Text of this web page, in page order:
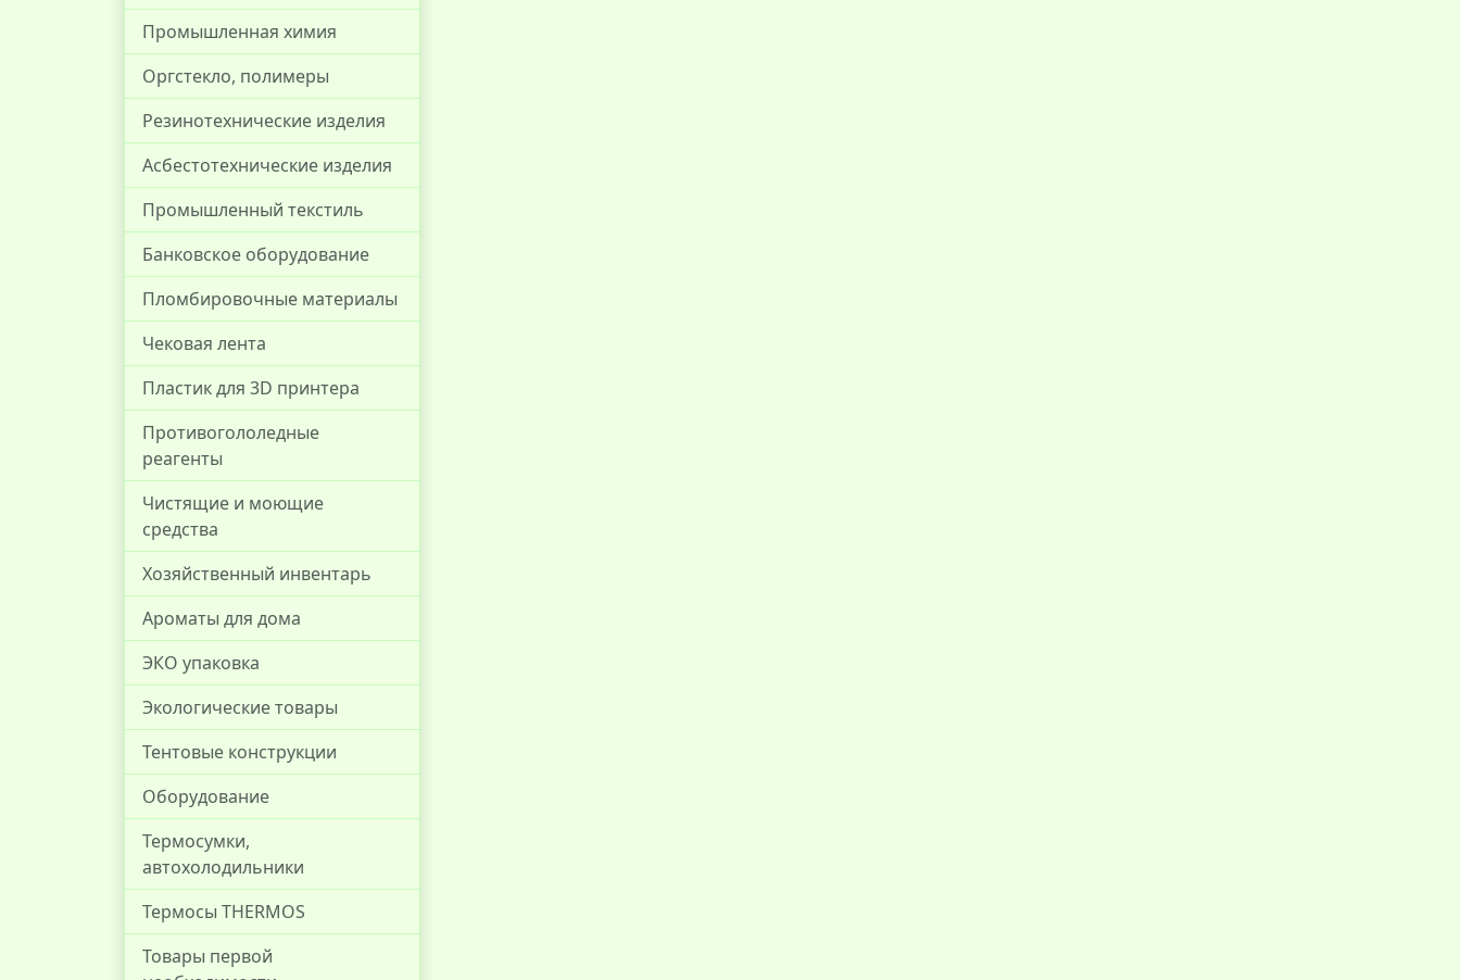
Промышленная химия
Оргстекло, полимеры
Резинотехнические изделия
Асбестотехнические изделия
Промышленный текстиль
Банковское оборудование
Пломбировочные материалы
Чековая лента
Пластик для 3D принтера
Противогололедные
реагенты
Чистящие и моющие
средства
Хозяйственный инвентарь
Ароматы для дома
ЭКО упаковка
Экологические товары
Тентовые конструкции
Оборудование
Термосумки,
автохолодильники
Термосы THERMOS
Товары первой